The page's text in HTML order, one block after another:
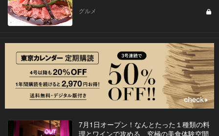
グルメ
7月1日オープン！なんとたった１種類の料
理とワインで攻める、究極の美食体験空間